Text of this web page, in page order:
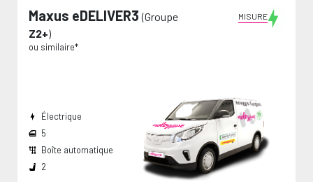
Maxus eDELIVER3(Groupe
Z2+)
ou similaire*
MISURE
Électrique
5
Boîte automatique
2